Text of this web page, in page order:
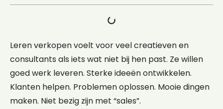
Leren verkopen voelt voor veel creatieven en
consultants als iets wat niet bij hen past. Ze willen
goed werk leveren. Sterke ideeën ontwikkelen.
Klanten helpen. Problemen oplossen. Mooie dingen
maken. Niet bezig zijn met “sales”.